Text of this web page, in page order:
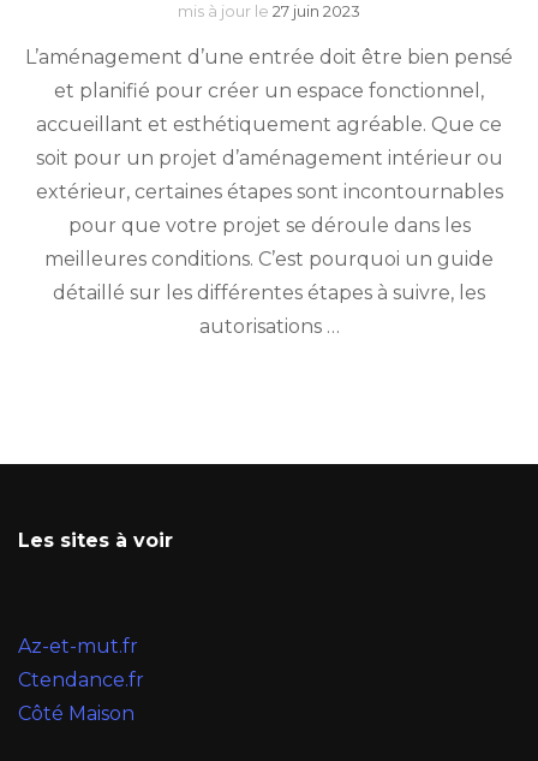
mis à jour le 27 juin 2023
L’aménagement d’une entrée doit être bien pensé
et planifié pour créer un espace fonctionnel,
accueillant et esthétiquement agréable. Que ce
soit pour un projet d’aménagement intérieur ou
extérieur, certaines étapes sont incontournables
pour que votre projet se déroule dans les
meilleures conditions. C’est pourquoi un guide
détaillé sur les différentes étapes à suivre, les
autorisations …
Les sites à voir
Az-et-mut.fr
Ctendance.fr
Côté Maison